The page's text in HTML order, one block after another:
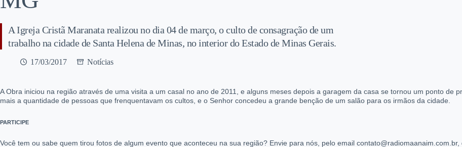
A Igreja Cristã Maranata realizou no dia 04 de março, o culto de consagração de um
trabalho na cidade de Santa Helena de Minas, no interior do Estado de Minas Gerais.
17/03/2017 Notícias
A Obra iniciou na região através de uma visita a um casal no ano de 2011, e alguns meses depois a garagem da casa se tornou um ponto
mais a quantidade de pessoas que frenquentavam os cultos, e o Senhor concedeu a grande benção de um salão para os irmãos da cidade.
PARTICIPE
Você tem ou sabe quem tirou fotos de algum evento que aconteceu na sua região? Envie para nós, pelo email